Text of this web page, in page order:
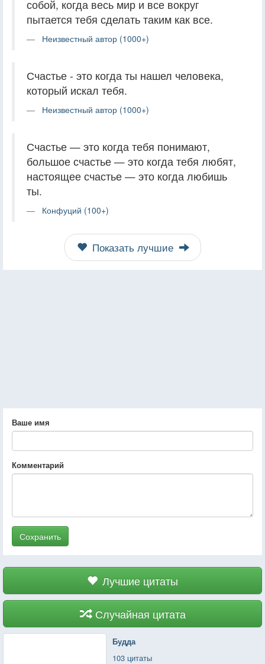
собой, когда весь мир и все вокруг
пытается тебя сделать таким как все.
Неизвестный автор (1000+)
Счастье - это когда ты нашел человека,
который искал тебя.
Неизвестный автор (1000+)
Счастье — это когда тебя понимают,
большое счастье — это когда тебя любят,
настоящее счастье — это когда любишь
ты.
Конфуций (100+)
Показать лучшие
Ваше имя
Комментарий
Сохранить
Лучшие цитаты
Случайная цитата
Будда
103 цитаты